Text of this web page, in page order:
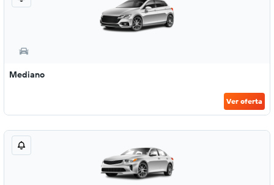
Mediano
Ver oferta